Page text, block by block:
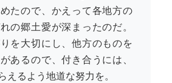
たので、かえって各地方の
の郷土愛が深まったのだ。
を大切にし、他方のものを
あるので、付き合うには、
えるよう地道な努力を。